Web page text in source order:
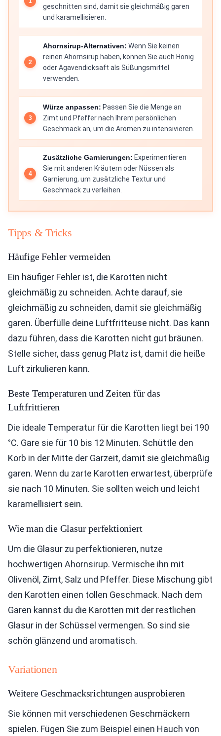
geschnitten sind, damit sie gleichmäßig garen
und karamellisieren.
Ahornsirup-Alternativen: Wenn Sie keinen
reinen Ahornsirup haben, können Sie auch Honig
oder Agavendicksaft als Süßungsmittel
verwenden.
Würze anpassen: Passen Sie die Menge an
Zimt und Pfeffer nach Ihrem persönlichen
Geschmack an, um die Aromen zu intensivieren.
Zusätzliche Garnierungen: Experimentieren
Sie mit anderen Kräutern oder Nüssen als
Garnierung, um zusätzliche Textur und
Geschmack zu verleihen.
Tipps & Tricks
Häufige Fehler vermeiden
Ein häufiger Fehler ist, die Karotten nicht
gleichmäßig zu schneiden. Achte darauf, sie
gleichmäßig zu schneiden, damit sie gleichmäßig
garen. Überfülle deine Luftfritteuse nicht. Das kann
dazu führen, dass die Karotten nicht gut bräunen.
Stelle sicher, dass genug Platz ist, damit die heiße
Luft zirkulieren kann.
Beste Temperaturen und Zeiten für das
Luftfrittieren
Die ideale Temperatur für die Karotten liegt bei 190
°C. Gare sie für 10 bis 12 Minuten. Schüttle den
Korb in der Mitte der Garzeit, damit sie gleichmäßig
garen. Wenn du zarte Karotten erwartest, überprüfe
sie nach 10 Minuten. Sie sollten weich und leicht
karamellisiert sein.
Wie man die Glasur perfektioniert
Um die Glasur zu perfektionieren, nutze
hochwertigen Ahornsirup. Vermische ihn mit
Olivenöl, Zimt, Salz und Pfeffer. Diese Mischung gibt
den Karotten einen tollen Geschmack. Nach dem
Garen kannst du die Karotten mit der restlichen
Glasur in der Schüssel vermengen. So sind sie
schön glänzend und aromatisch.
Variationen
Weitere Geschmacksrichtungen ausprobieren
Sie können mit verschiedenen Geschmäckern
spielen. Fügen Sie zum Beispiel einen Hauch von